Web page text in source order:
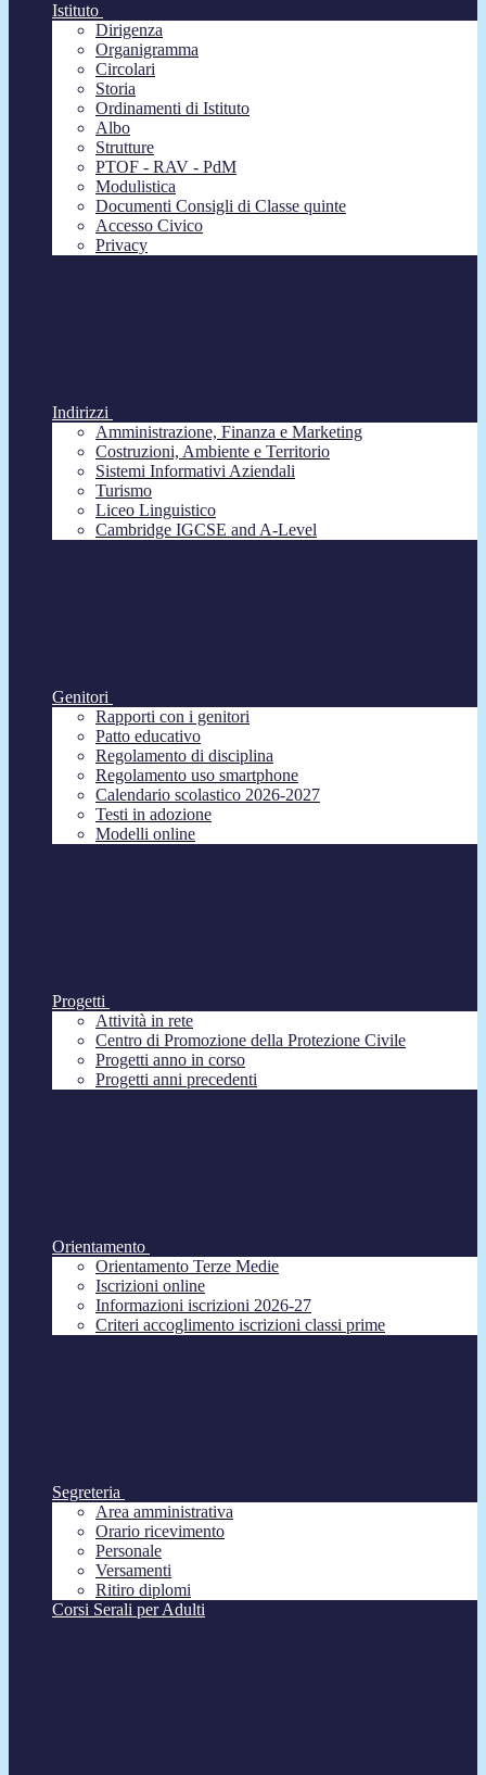
Istituto
Dirigenza
Organigramma
Circolari
Storia
Ordinamenti di Istituto
Albo
Strutture
PTOF - RAV - PdM
Modulistica
Documenti Consigli di Classe quinte
Accesso Civico
Privacy
Indirizzi
Amministrazione, Finanza e Marketing
Costruzioni, Ambiente e Territorio
Sistemi Informativi Aziendali
Turismo
Liceo Linguistico
Cambridge IGCSE and A-Level
Genitori
Rapporti con i genitori
Patto educativo
Regolamento di disciplina
Regolamento uso smartphone
Calendario scolastico 2026-2027
Testi in adozione
Modelli online
Progetti
Attività in rete
Centro di Promozione della Protezione Civile
Progetti anno in corso
Progetti anni precedenti
Orientamento
Orientamento Terze Medie
Iscrizioni online
Informazioni iscrizioni 2026-27
Criteri accoglimento iscrizioni classi prime
Segreteria
Area amministrativa
Orario ricevimento
Personale
Versamenti
Ritiro diplomi
Corsi Serali per Adulti